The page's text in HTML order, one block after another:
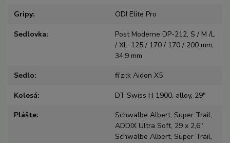
Gripy ODI Elite Pro
Sedlovka
Post Moderne DP-212, S / M /L
/ XL: 125 / 170 / 170 / 200 mm,
34,9 mm
Sedlo fi'zi:k Aidon X5
Kolesá DT Swiss H 1900, alloy, 29"
Plášte
Schwalbe Albert, Super Trail,
ADDIX Ultra Soft, 29 x 2,6"
Schwalbe Albert, Super Trail,